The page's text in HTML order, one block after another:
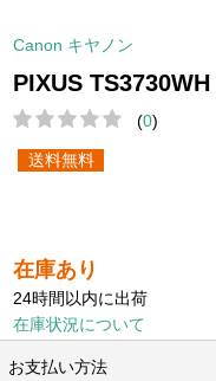
Canon キヤノン
PIXUS
(0)
送料無料
在庫あり
24時間以内に出荷
在庫状況について
お支払い方法